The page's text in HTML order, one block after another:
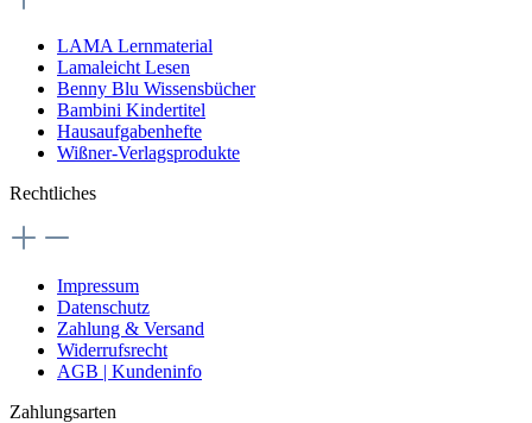
LAMA Lernmaterial
Lamaleicht Lesen
Benny Blu Wissensbücher
Bambini Kindertitel
Hausaufgabenhefte
Wißner-Verlagsprodukte
Rechtliches
Impressum
Datenschutz
Zahlung & Versand
Widerrufsrecht
AGB | Kundeninfo
Zahlungsarten